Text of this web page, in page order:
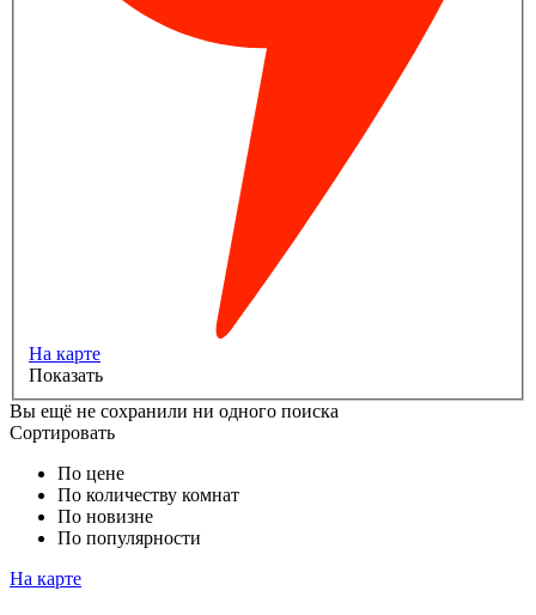
На карте
Показать
Вы ещё не сохранили ни одного поиска
Сортировать
По цене
По количеству комнат
По новизне
По популярности
На карте